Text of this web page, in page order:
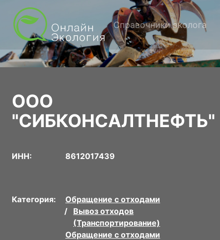
Справочники эколога
ООО
"СИБКОНСАЛТНЕФТЬ"
ИНН: 8612017439
Категория:
Обращение с отходами
Вывоз отходов
(Транспортирование)
Обращение с отходами